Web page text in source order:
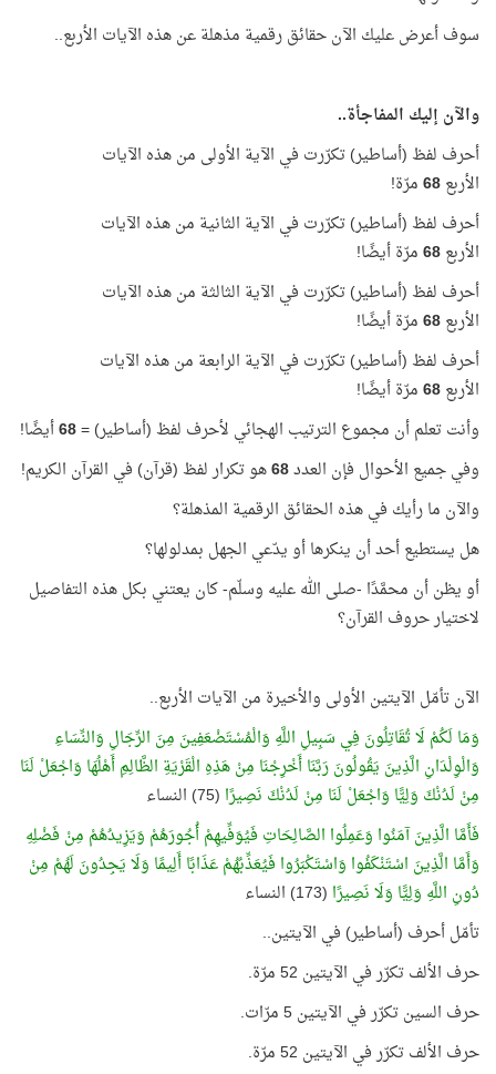
سوف أعرض عليك الآن حقائق رقمية مذهلة عن هذه الآيات الأربع..
والآن إليك المفاجأة..
أحرف لفظ (أساطير) تكرّرت في الآية الأولى من هذه الآيات
الأربع68مرّة!
أحرف لفظ (أساطير) تكرّرت في الآية الثانية من هذه الآيات
الأربع68مرّة أيضًا!
أحرف لفظ (أساطير) تكرّرت في الآية الثالثة من هذه الآيات
الأربع68مرّة أيضًا!
أحرف لفظ (أساطير) تكرّرت في الآية الرابعة من هذه الآيات
الأربع68مرّة أيضًا!
وأنت تعلم أن مجموع الترتيب الهجائي لأحرف لفظ (أساطير) =68أيضًا!
وفي جميع الأحوال فإن العدد68هو تكرار لفظ (قرآن) في القرآن الكريم!
والآن ما رأيك في هذه الحقائق الرقمية المذهلة؟
هل يستطيع أحد أن ينكرها أو يدّعي الجهل بمدلولها؟
أو يظن أن محمَّدًا -صلى الله عليه وسلّم- كان يعتني بكل هذه التفاصيل
لاختيار حروف القرآن؟
الآن تأمّل الآيتين الأولى والأخيرة من الآيات الأربع..
وَمَا لَكُمْ لَا تُقَاتِلُونَ فِي سَبِيلِ اللَّهِ وَالْمُسْتَضْعَفِينَ مِنَ الرِّجَالِ وَالنِّسَاءِ
وَالْوِلْدَانِ الَّذِينَ يَقُولُونَ رَبَّنَا أَخْرِجْنَا مِنْ هَذِهِ الْقَرْيَةِ الظَّالِمِ أَهْلُهَا وَاجْعَلْ لَنَا
مِنْ لَدُنْكَ وَلِيًّا وَاجْعَلْ لَنَا مِنْ لَدُنْكَ نَصِيرًا (75) النساء
فَأَمَّا الَّذِينَ آمَنُوا وَعَمِلُوا الصَّالِحَاتِ فَيُوَفِّيهِمْ أُجُورَهُمْ وَيَزِيدُهُمْ مِنْ فَضْلِهِ
وَأَمَّا الَّذِينَ اسْتَنْكَفُوا وَاسْتَكْبَرُوا فَيُعَذِّبُهُمْ عَذَابًا أَلِيمًا وَلَا يَجِدُونَ لَهُمْ مِنْ
دُونِ اللَّهِ وَلِيًّا وَلَا نَصِيرًا (173) النساء
تأمّل أحرف (أساطير) في الآيتين..
حرف الألف تكرّر في الآيتين 52 مرّة.
حرف السين تكرّر في الآيتين 5 مرّات.
حرف الألف تكرّر في الآيتين 52 مرّة.